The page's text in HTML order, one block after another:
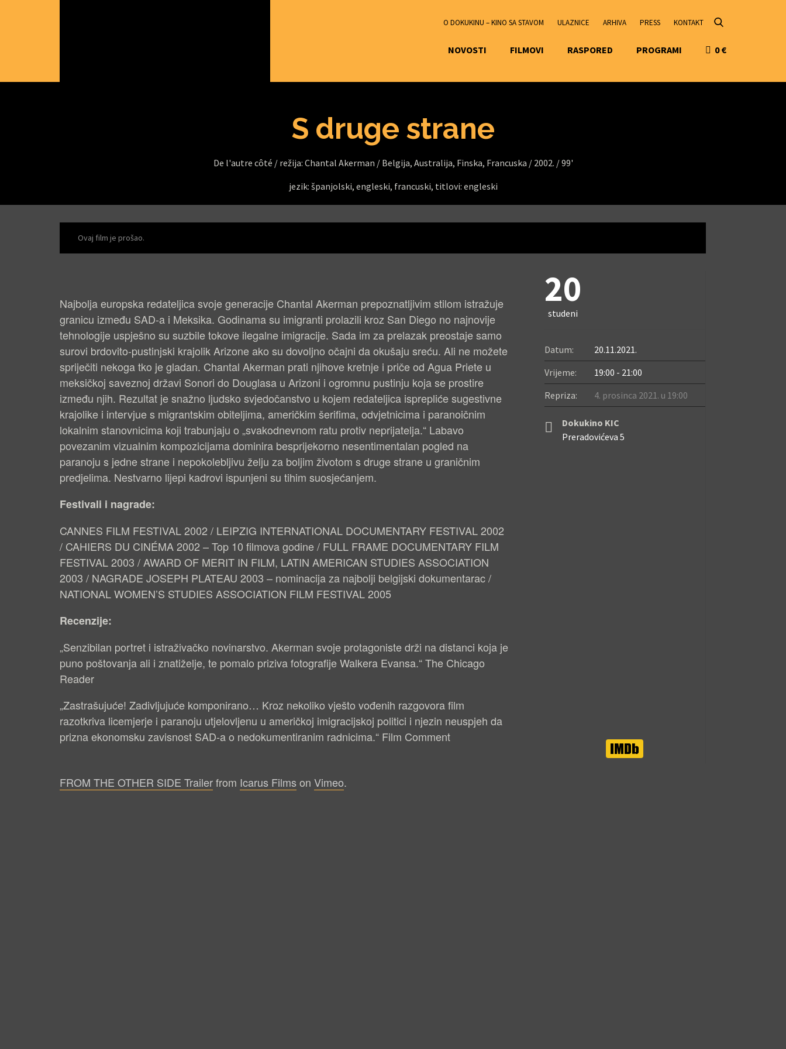
O DOKUKINU – KINO SA STAVOM ULAZNICE ARHIVA PRESS KONTAKT
NOVOSTI FILMOVI RASPORED PROGRAMI 0€
S druge strane
De l'autre côté / režija: Chantal Akerman / Belgija, Australija, Finska, Francuska / 2002. /99'
jezik: španjolski, engleski, francuski, titlovi: engleski
Ovaj film je prošao.
D
R
U
G
E
S
T
R
A
N
E
Najbolja europska redateljica svoje generacije Chantal Akerman prepoznatljivim stilom istražuje
granicu između SAD-a i Meksika. Godinama su imigranti prolazili kroz San Diego no najnovije
tehnologije uspješno su suzbile tokove ilegalne imigracije. Sada im za prelazak preostaje samo
surovi brdovito-pustinjski krajolik Arizone ako su dovoljno očajni da okušaju sreću. Ali ne možete
spriječiti nekoga tko je gladan. Chantal Akerman prati njihove kretnje i priče od Agua Priete u
meksičkoj saveznoj državi Sonori do Douglasa u Arizoni i ogromnu pustinju koja se prostire
između njih. Rezultat je snažno ljudsko svjedočanstvo u kojem redateljica isprepliće sugestivne
krajolike i intervjue s migrantskim obiteljima, američkim šerifima, odvjetnicima i paranoičnim
lokalnim stanovnicima koji trabunjaju o „svakodnevnom ratu protiv neprijatelja.“ Labavo
povezanim vizualnim kompozicijama dominira besprijekorno nesentimentalan pogled na
paranoju s jedne strane i nepokolebljivu želju za boljim životom s druge strane u graničnim
predjelima. Nestvarno lijepi kadrovi ispunjeni su tihim suosjećanjem.
Festivali i nagrade:
CANNES FILM FESTIVAL 2002 / LEIPZIG INTERNATIONAL DOCUMENTARY FESTIVAL 2002
/ CAHIERS DU CINÉMA 2002 – Top 10 filmova godine / FULL FRAME DOCUMENTARY FILM
FESTIVAL 2003 / AWARD OF MERIT IN FILM, LATIN AMERICAN STUDIES ASSOCIATION
2003 / NAGRADE JOSEPH PLATEAU 2003 – nominacija za najbolji belgijski dokumentarac /
NATIONAL WOMEN’S STUDIES ASSOCIATION FILM FESTIVAL 2005
Recenzije:
„Senzibilan portret i istraživačko novinarstvo. Akerman svoje protagoniste drži na distanci koja je
puno poštovanja ali i znatiželje, te pomalo priziva fotografije Walkera Evansa.“ The Chicago
Reader
„Zastrašujuće! Zadivljujuće komponirano… Kroz nekoliko vješto vođenih razgovora film
razotkriva licemjerje i paranoju utjelovljenu u američkoj imigracijskoj politici i njezin neuspjeh da
prizna ekonomsku zavisnost SAD-a o nedokumentiranim radnicima.“ Film Comment
FROM THE OTHER SIDE Trailerfrom Icarus Films on Vimeo.
20
studeni
Datum:
20.11.2021.
Vrijeme:
19:00 - 21:00
Repriza:
4. prosinca 2021. u 19:00
Dokukino KIC
Preradovićeva 5